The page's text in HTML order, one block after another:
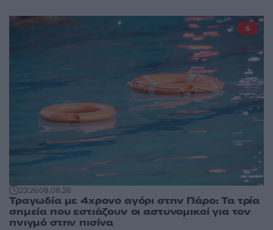
23:2608.08.26
Τραγωδία με 4χρονο αγόρι στην Πάρο: Τα τρία
σημεία που εστιάζουν οι αστυνομικοί για τον
πνιγμό στην πισίνα
5